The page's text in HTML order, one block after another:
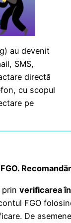
au devenit
SMS,
directă
cu scopul
pe
verificarea
FGO
De